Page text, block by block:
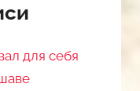
для себя